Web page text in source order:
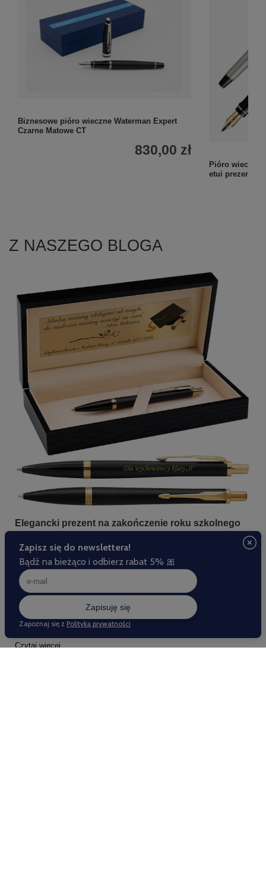
Biznesowe pióro wieczne Waterman Expert
Czarne Matowe CT
830,00 zł
Pióro wieczne
etui
Z NASZEGO BLOGA
Elegancki prezent na zakończenie roku szkolnego
Zakończenie roku szkolnego to świetna okazja do
podziękowań nauczycielom i wychowawcom za ich pracę,
trud i poświęcenie. Praca z dziećmi i młodzieżą jest bardzo
wymagająca, nic dziwnego, że większość klas docenia ten
wysiłek. Nauczyciele i wychowawcy często otrzymują przy
tej okazji różne drobne upominki. Mogą to być kwiaty i
czekoladki, ale znacznie lepszym wyjściem są ...
Czytaj więcej